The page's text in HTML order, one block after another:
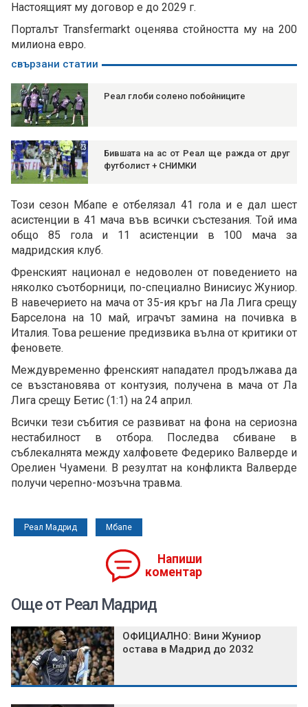
Настоящият му договор е до 2029 г.
Порталът Transfermarkt оценява стойността му на 200
милиона евро.
свързани статии
Реал глоби солено побойниците
Бившата на ас от Реал ще ражда от друг
футболист + СНИМКИ
Този сезон Мбапе е отбелязал 41 гола и е дал шест
асистенции в 41 мача във всички състезания. Той има
общо 85 гола и 11 асистенции в 100 мача за
мадридския клуб.
Френският национал е недоволен от поведението на
няколко съотборници, по-специално Винисиус Жуниор.
В навечерието на мача от 35-ия кръг на Ла Лига срещу
Барселона на 10 май, играчът замина на почивка в
Италия. Това решение предизвика вълна от критики от
феновете.
Междувременно френският нападател продължава да
се възстановява от контузия, получена в мача от Ла
Лига срещу Бетис (1:1) на 24 април.
Всички тези събития се развиват на фона на сериозна
нестабилност в отбора. Последва сбиване в
съблекалнята между халфовете Федерико Валверде и
Орелиен Чуамени. В резултат на конфликта Валверде
получи черепно-мозъчна травма.
Реал Мадрид Мбапе
Напиши
коментар
Още от Реал Мадрид
ОФИЦИАЛНО: Вини Жуниор
остава в Мадрид до 2032